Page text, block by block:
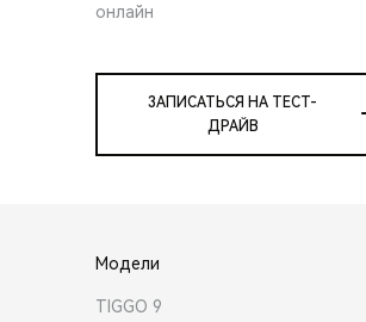
онлайн
ЗАПИСАТЬСЯ НА ТЕСТ-
ДРАЙВ
Модели
TIGGO 9